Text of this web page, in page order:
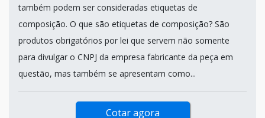
também podem ser consideradas etiquetas de
composição. O que são etiquetas de composição? São
produtos obrigatórios por lei que servem não somente
para divulgar o CNPJ da empresa fabricante da peça em
questão, mas também se apresentam como...
Cotar agora